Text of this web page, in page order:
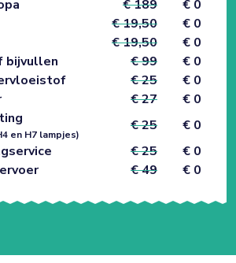
€ 189
€ 0
€ 19,50
€ 0
€ 19,50
€ 0
bijvullen
€ 99
€ 0
€ 25
€ 0
€ 27
€ 0
en H7 lampjes)
€ 25
€ 0
€ 25
€ 0
€ 49 € 0